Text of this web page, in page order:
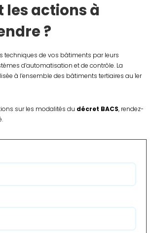
les actions à
?
techniques de vos bâtiments par leurs
d’automatisation et de contrôle. La
à l’ensemble des bâtiments tertiaires au 1er
sur les modalités du décret BACS, rendez-
.